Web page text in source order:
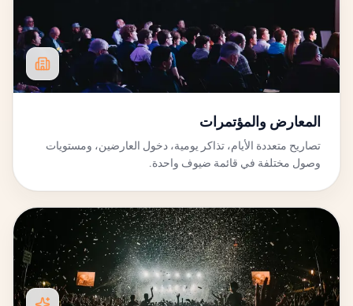
المعارض والمؤتمرات
تصاريح متعددة الأيام، تذاكر يومية، دخول العارضين، ومستويات
وصول مختلفة في قائمة ضيوف واحدة.